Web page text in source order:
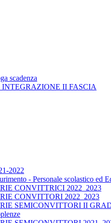
scadenza
II FASCIA
2022
- Personale scolastico ed
CONVITTRICI 2022_2023
CONVITTORI 2022_2023
SEMICONVITTORI II